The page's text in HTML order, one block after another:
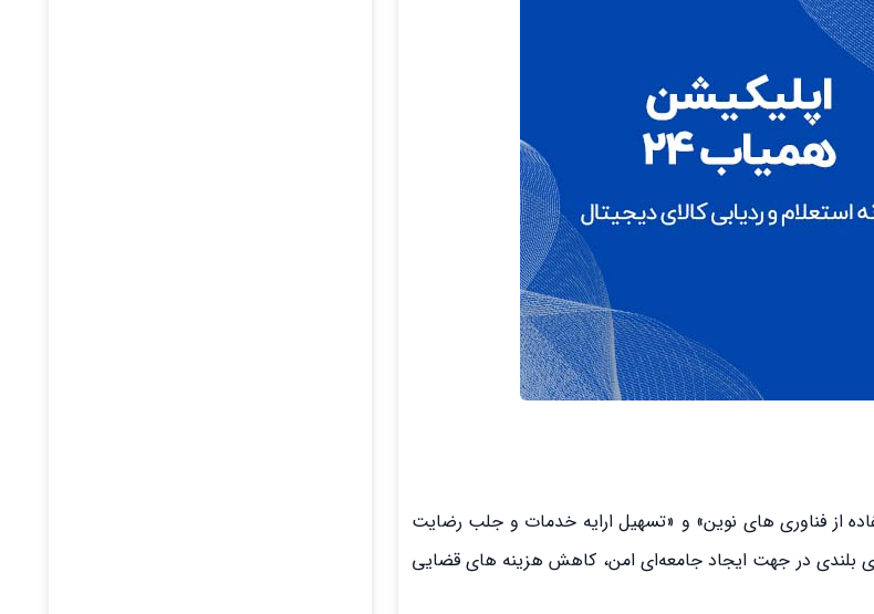
از فناوری های نوین» و «تسهیل ارایه خدمات و جلب رضایت
بلندی در جهت ایجاد جامعه‌ای امن، کاهش هزینه های قضایی